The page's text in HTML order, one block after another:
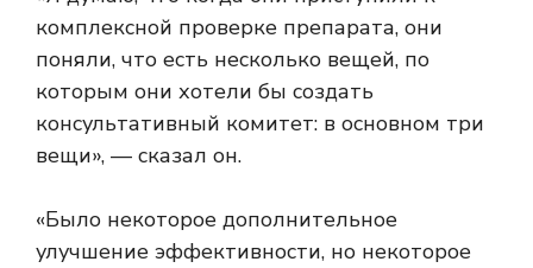
комплексной проверке препарата, они
поняли, что есть несколько вещей, по
которым они хотели бы создать
консультативный комитет: в основном три
вещи», — сказал он.
«Было некоторое дополнительное
улучшение эффективности, но некоторое